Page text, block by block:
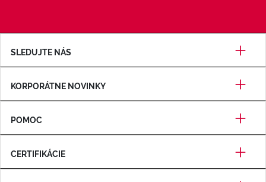
SLEDUJTE NÁS
KORPORÁTNE NOVINKY
POMOC
CERTIFIKÁCIE